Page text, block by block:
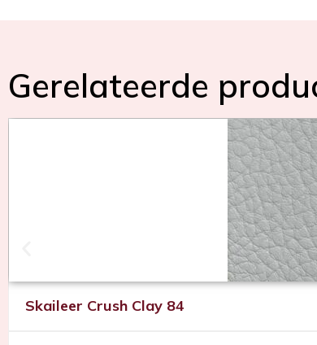
Gerelateerde
Skaileer Crush Clay 84